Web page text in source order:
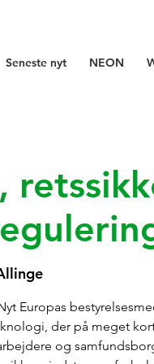
Seneste nyt NEON
Europas
der på meget
og